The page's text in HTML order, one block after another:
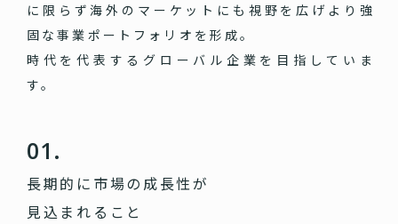
に限らず海外のマーケットにも視野を広げより強
固な事業ポートフォリオを形成。
時代を代表するグローバル企業を目指していま
す。
01.
長期的に市場の成長性が
見込まれること